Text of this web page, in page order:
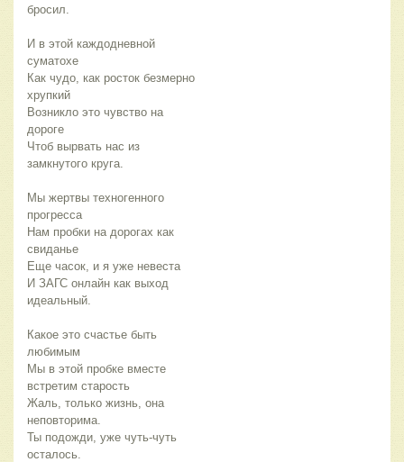
бросил.
И в этой каждодневной
суматохе
Как чудо, как росток безмерно
хрупкий
Возникло это чувство на
дороге
Чтоб вырвать нас из
замкнутого круга.
Мы жертвы техногенного
прогресса
Нам пробки на дорогах как
свиданье
Еще часок, и я уже невеста
И ЗАГС онлайн как выход
идеальный.
Какое это счастье быть
любимым
Мы в этой пробке вместе
встретим старость
Жаль, только жизнь, она
неповторима.
Ты подожди, уже чуть-чуть
осталось.